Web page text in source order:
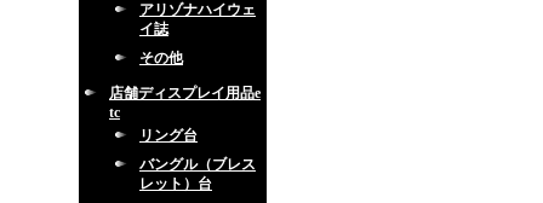
アリゾナハイウェ
イ誌
その他
店舗ディスプレイ用品e
tc
リング台
バングル（ブレス
レット）台